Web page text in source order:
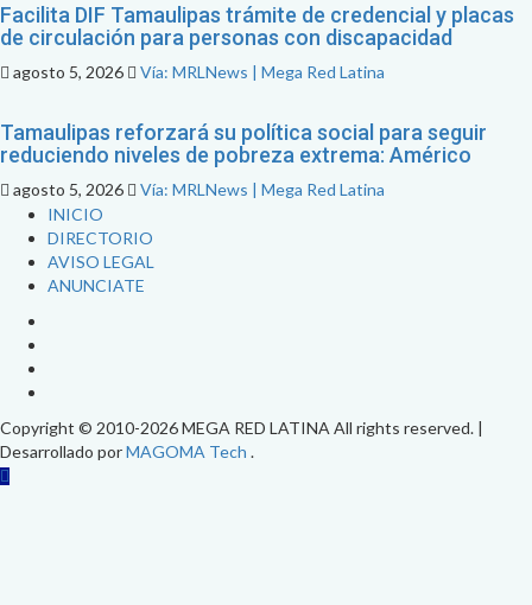
Facilita DIF Tamaulipas trámite de credencial y placas
de circulación para personas con discapacidad
agosto 5, 2026 Vía: MRLNews | Mega Red Latina
Tamaulipas reforzará su política social para seguir
reduciendo niveles de pobreza extrema: Américo
agosto 5, 2026
Vía: MRLNews | Mega Red Latina
INICIO
DIRECTORIO
AVISO LEGAL
ANUNCIATE
Copyright © 2010-2026 MEGA RED LATINA All rights reserved. |
Desarrollado porMAGOMA Tech .